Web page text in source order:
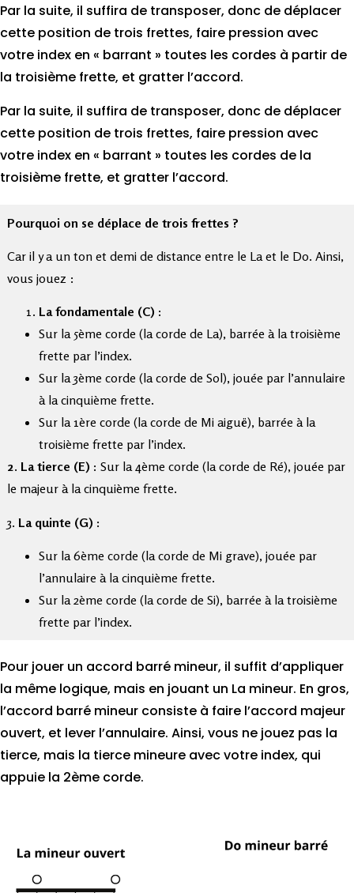
Par la suite, il suffira de transposer, donc de déplacer
cette position de trois frettes, faire pression avec
votre index en « barrant » toutes les cordes à partir de
la troisième frette, et gratter l’accord.
Par la suite, il suffira de transposer, donc de déplacer
cette position de trois frettes, faire pression avec
votre index en « barrant » toutes les cordes de la
troisième frette, et gratter l’accord.
Pourquoi on se déplace de trois frettes ?
Car il y a un ton et demi de distance entre le La et le Do. Ainsi,
vous jouez :
La fondamentale (C) :
Sur la 5ème corde (la corde de La), barrée à la troisième
frette par l’index.
Sur la 3ème corde (la corde de Sol), jouée par l’annulaire
à la cinquième frette.
Sur la 1ère corde (la corde de Mi aiguë), barrée à la
troisième frette par l’index.
2. La tierce (E) : Sur la 4ème corde (la corde de Ré), jouée par
le majeur à la cinquième frette.
3. La quinte (G) :
Sur la 6ème corde (la corde de Mi grave), jouée par
l’annulaire à la cinquième frette.
Sur la 2ème corde (la corde de Si), barrée à la troisième
frette par l’index.
Pour jouer un accord barré mineur, il suffit d’appliquer
la même logique, mais en jouant un La mineur. En gros,
l’accord barré mineur consiste à faire l’accord majeur
ouvert, et lever l’annulaire. Ainsi, vous ne jouez pas la
tierce, mais la tierce mineure avec votre index, qui
appuie la 2ème corde.